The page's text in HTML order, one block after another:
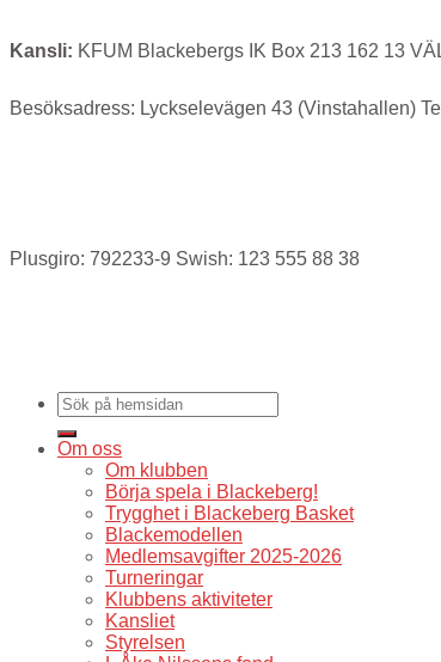
Kansli: KFUM Blackebergs IK Box 213 162 13
Besöksadress: Lyckselevägen 43 (Vinstahallen)
Plusgiro: 792233-9 Swish: 123 555 88 38
Om oss
Om klubben
Börja spela i Blackeberg!
Trygghet i Blackeberg Basket
Blackemodellen
Medlemsavgifter 2025-2026
Turneringar
Klubbens aktiviteter
Kansliet
Styrelsen